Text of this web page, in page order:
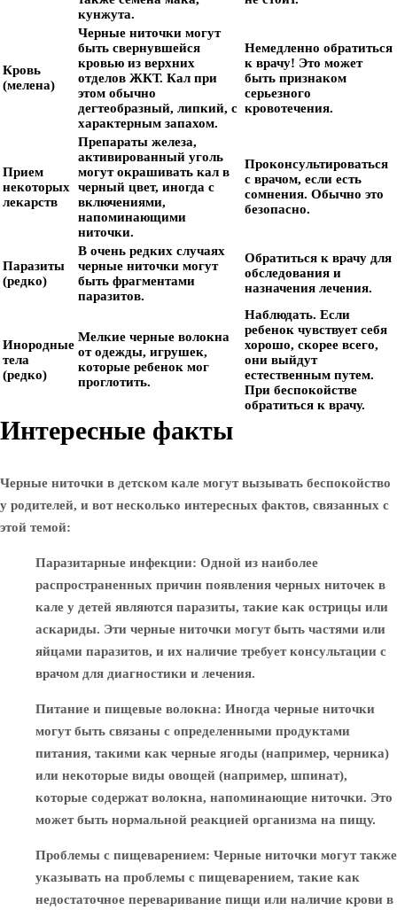
кунжута.
Кровь
(мелена)
Черные ниточки могут
быть свернувшейся
кровью из верхних
отделов ЖКТ. Кал при
этом обычно
дегтеобразный, липкий, с
характерным запахом.
Немедленно обратиться
к врачу! Это может
быть признаком
серьезного
кровотечения.
Прием
некоторых
лекарств
Препараты железа,
активированный уголь
могут окрашивать кал в
черный цвет, иногда с
включениями,
напоминающими
ниточки.
Проконсультироваться
с врачом, если есть
сомнения. Обычно это
безопасно.
Паразиты
(редко)
В очень редких случаях
черные ниточки могут
быть фрагментами
паразитов.
Обратиться к врачу для
обследования и
назначения лечения.
Инородные
тела
(редко)
Мелкие черные волокна
от одежды, игрушек,
которые ребенок мог
проглотить.
Наблюдать. Если
ребенок чувствует себя
хорошо, скорее всего,
они выйдут
естественным путем.
При беспокойстве
обратиться к врачу.
Интересные факты
Черные ниточки в детском кале могут вызывать беспокойство
у родителей, и вот несколько интересных фактов, связанных с
этой темой:
Паразитарные инфекции: Одной из наиболее
распространенных причин появления черных ниточек в
кале у детей являются паразиты, такие как острицы или
аскариды. Эти черные ниточки могут быть частями или
яйцами паразитов, и их наличие требует консультации с
врачом для диагностики и лечения.
Питание и пищевые волокна: Иногда черные ниточки
могут быть связаны с определенными продуктами
питания, такими как черные ягоды (например, черника)
или некоторые виды овощей (например, шпинат),
которые содержат волокна, напоминающие ниточки. Это
может быть нормальной реакцией организма на пищу.
Проблемы с пищеварением: Черные ниточки могут также
указывать на проблемы с пищеварением, такие как
недостаточное переваривание пищи или наличие крови в